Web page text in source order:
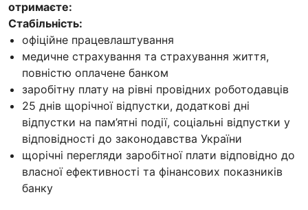
отримаєте:
Стабільність:
офіційне працевлаштування
медичне страхування та страхування життя,
повністю оплачене банком
заробітну плату на рівні провідних роботодавців
25 днів щорічної відпустки, додаткові дні
відпустки на пам’ятні події, соціальні відпустки у
відповідності до законодавства України
щорічні перегляди заробітної плати відповідно до
власної ефективності та фінансових показників
банку